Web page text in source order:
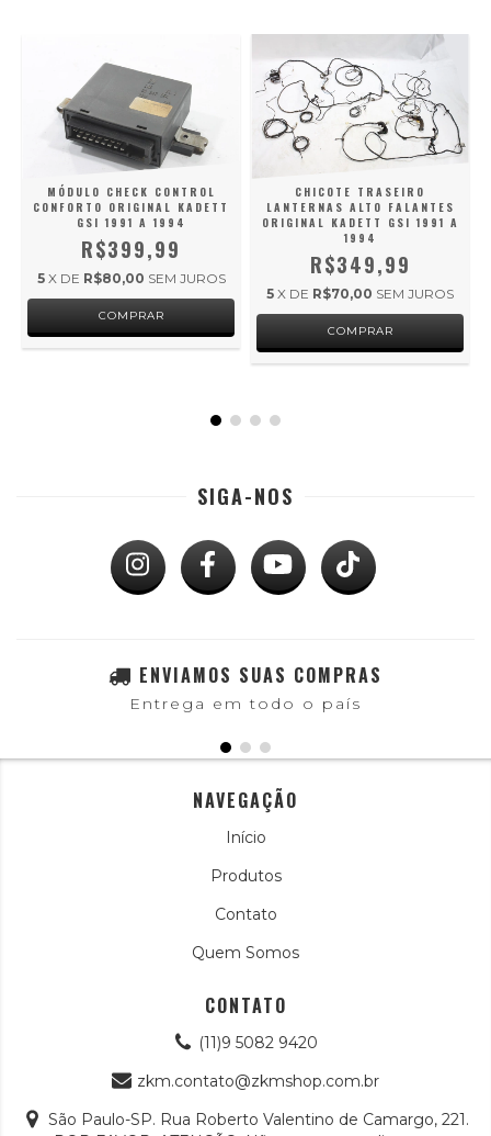
MÓDULO CHECK CONTROL
CONFORTO ORIGINAL KADETT
GSI 1991 A 1994
R$399,99
5 X DE R$80,00 SEM JUROS
CHICOTE TRASEIRO
LANTERNAS ALTO FALANTES
ORIGINAL KADETT GSI 1991 A
1994
R$349,99
5 X DE R$70,00 SEM JUROS
SIGA-NOS
ENVIAMOS SUAS COMPRAS
Entrega em todo o país
NAVEGAÇÃO
Início
Produtos
Contato
Quem Somos
CONTATO
(11)9 5082 9420
zkm.contato@zkmshop.com.br
São Paulo-SP. Rua Roberto Valentino de Camargo, 221.